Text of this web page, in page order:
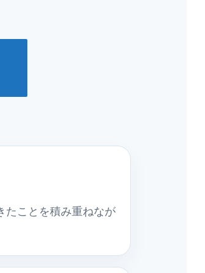
たことを積み重ねなが